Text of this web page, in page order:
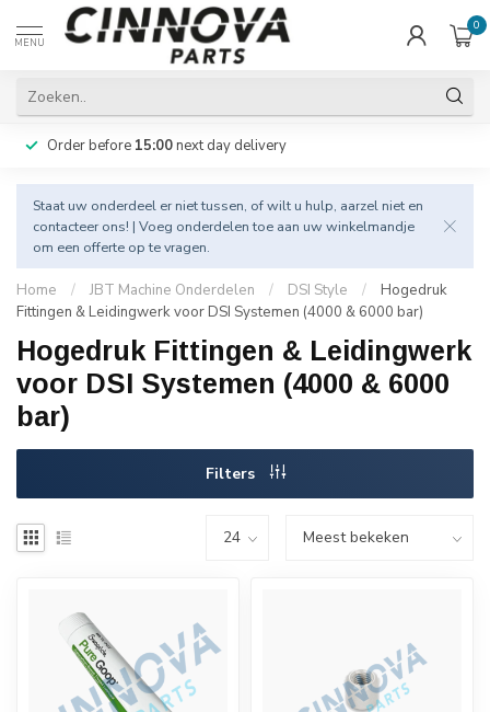
MENU
0
Order before 15:00next day delivery
Staat uw onderdeel er niet tussen, of wilt u hulp, aarzel niet en
contacteer ons! | Voeg onderdelen toe aan uw winkelmandje
om een offerte op te vragen.
Home / JBT Machine Onderdelen / DSI Style /
Hogedruk
Fittingen & Leidingwerk voor DSI Systemen (4000 & 6000 bar)
Hogedruk Fittingen & Leidingwerk
voor DSI Systemen (4000 & 6000
bar)
Filters